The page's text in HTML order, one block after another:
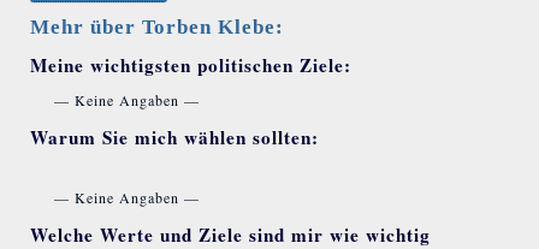
Mehr über Torben Klebe:
Meine wichtigsten politischen Ziele:
— Keine Angaben —
Warum Sie mich wählen sollten:
— Keine Angaben —
Welche Werte und Ziele sind mir wie wichtig